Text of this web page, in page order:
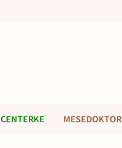
CENTERKE MESEDOKTOR